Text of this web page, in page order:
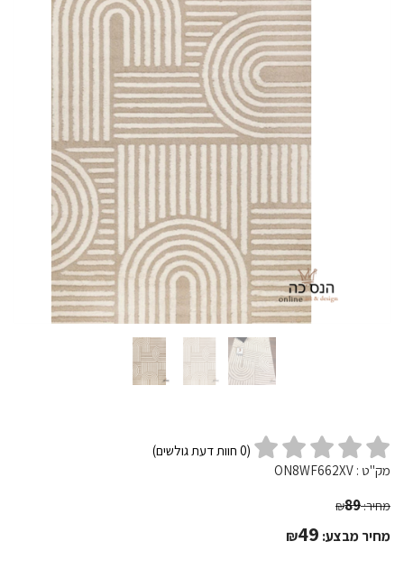
(
0 חוות דעת גולשים)
מק"ט : ON8WF662XV
מחיר: ₪89
מחיר מבצע: ₪49